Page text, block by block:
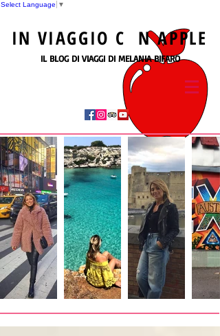
Select Language ▼
IN VIAGGIO C NAPPLE
IL BLOG DI VIAGGI DI MELANIA BIFARO